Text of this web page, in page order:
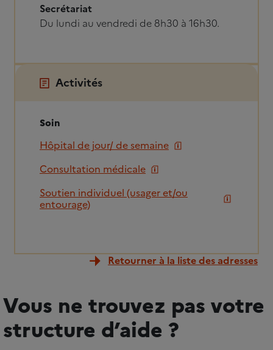
Secrétariat
Du lundi au vendredi de 8h30 à 16h30.
Activités
Soin
Hôpital de jour/ de semaine
Consultation médicale
Soutien individuel (usager et/ou
entourage)
Retourner à la liste des adresses
Vous ne trouvez pas votre
structure d’aide ?